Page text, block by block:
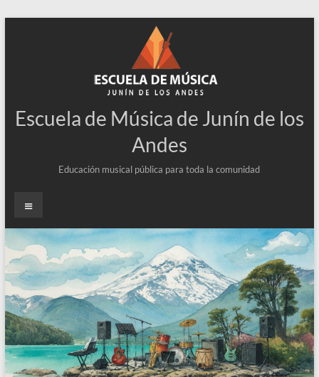
Escuela de Música de Junín de los
Andes
Educación musical pública para toda la comunidad